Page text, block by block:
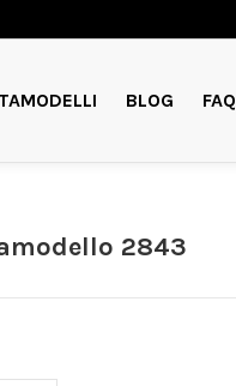
BLOG FAQ
2843